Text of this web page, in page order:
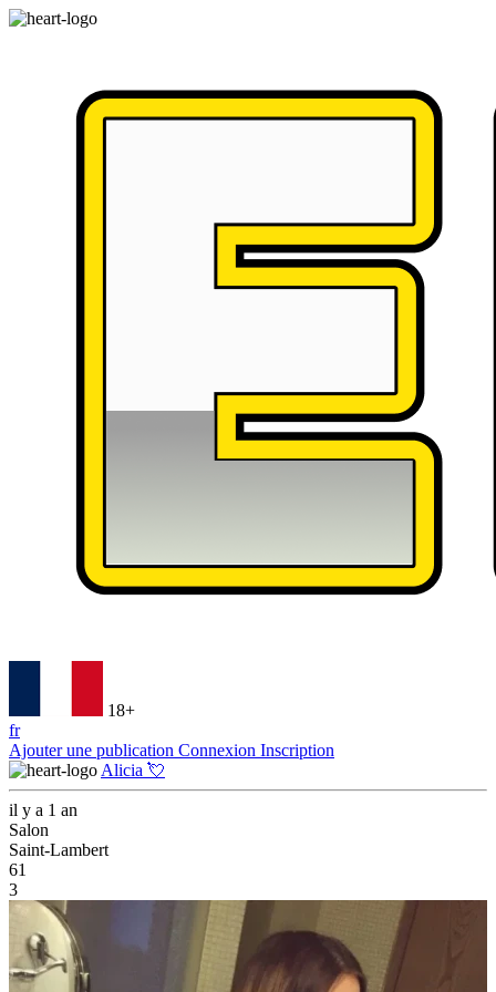
18+
fr
Ajouter une publication Connexion Inscription
Alicia 💘
il y a 1 an
Salon
Saint-Lambert
61
3